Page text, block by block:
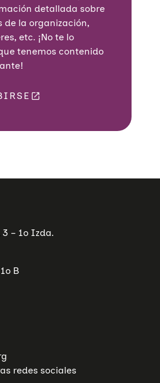
detallada sobre
de la organización,
etc. ¡No te lo
tenemos contenido
– 1º Izda.
B
redes sociales